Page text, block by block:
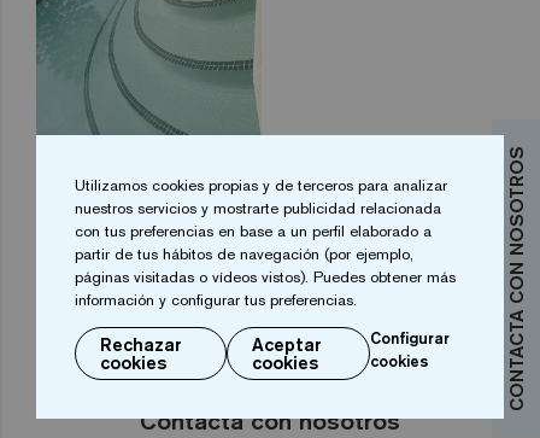
CONTACTA CON NOSOTROS
1 2 3 4
¿Deseas más información?
Contacta con nosotros
Utilizamos cookies propias y de terceros para analizar
nuestros servicios y mostrarte publicidad relacionada
con tus preferencias en base a un perfil elaborado a
partir de tus hábitos de navegación (por ejemplo,
páginas visitadas o vídeos vistos). Puedes obtener más
información y configurar tus preferencias.
Rechazar
cookies
Aceptar
cookies
Configurar
cookies